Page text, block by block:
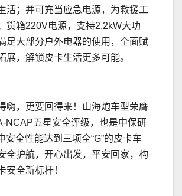
活；并可充当应急电源，为救援工
货箱220V电源，支持2.2kW大功
足大部分户外电器的使用，全面赋
展，解锁皮卡生活更多可能。
嗨，更要回得来！山海炮车型荣膺
NCAP五星安全评级，也是中保研
安全性能达到三项全“G”的皮卡车
全护航，开心出发，平安回家，构
安全新标杆！